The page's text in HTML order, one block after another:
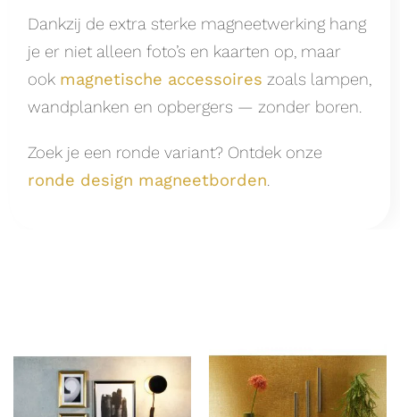
Dankzij de extra sterke magneetwerking hang
je er niet alleen foto’s en kaarten op, maar
ook magnetische accessoires zoals lampen,
wandplanken en opbergers — zonder boren.
Zoek je een ronde variant? Ontdek onze
ronde design magneetborden